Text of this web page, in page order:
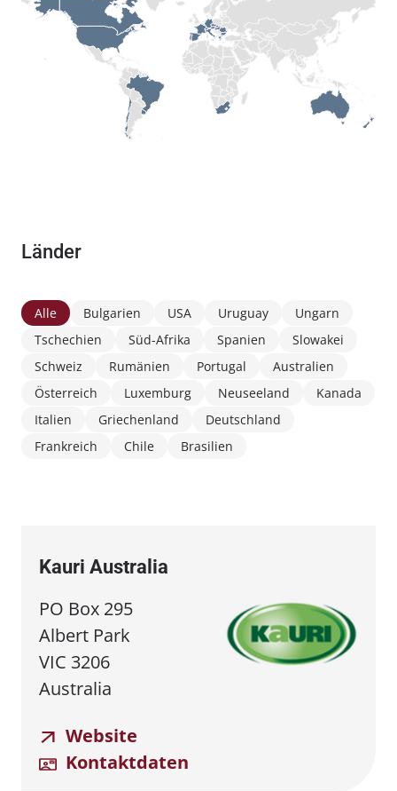
Länder
Alle Bulgarien USA Uruguay
Ungarn
Tschechien
Süd-Afrika Spanien
Slowakei
Schweiz
Rumänien Portugal
Australien
Österreich
Luxemburg Neuseeland
Kanada
Italien
Griechenland
Deutschland
Frankreich
Chile Brasilien
Kauri Australia
PO Box 295
Albert Park
VIC 3206
Australia
Website
Kontaktdaten